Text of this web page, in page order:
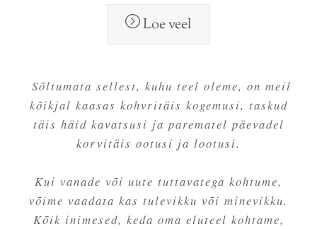
Loe veel
Sõltumata sellest, kuhu teel oleme, on meil
kõikjal kaasas kohvritäis kogemusi, taskud
täis häid kavatsusi ja parematel päevadel
korvitäis ootusi ja lootusi.
Kui vanade või uute tuttavatega kohtume,
võime vaadata kas tulevikku või minevikku.
Kõik inimesed, keda oma eluteel kohtame,